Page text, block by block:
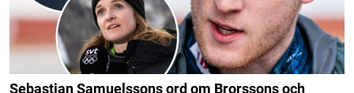
Sebastian Samuelssons ord om Brorssons och